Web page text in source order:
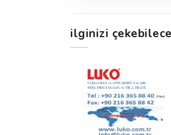
ilginizi